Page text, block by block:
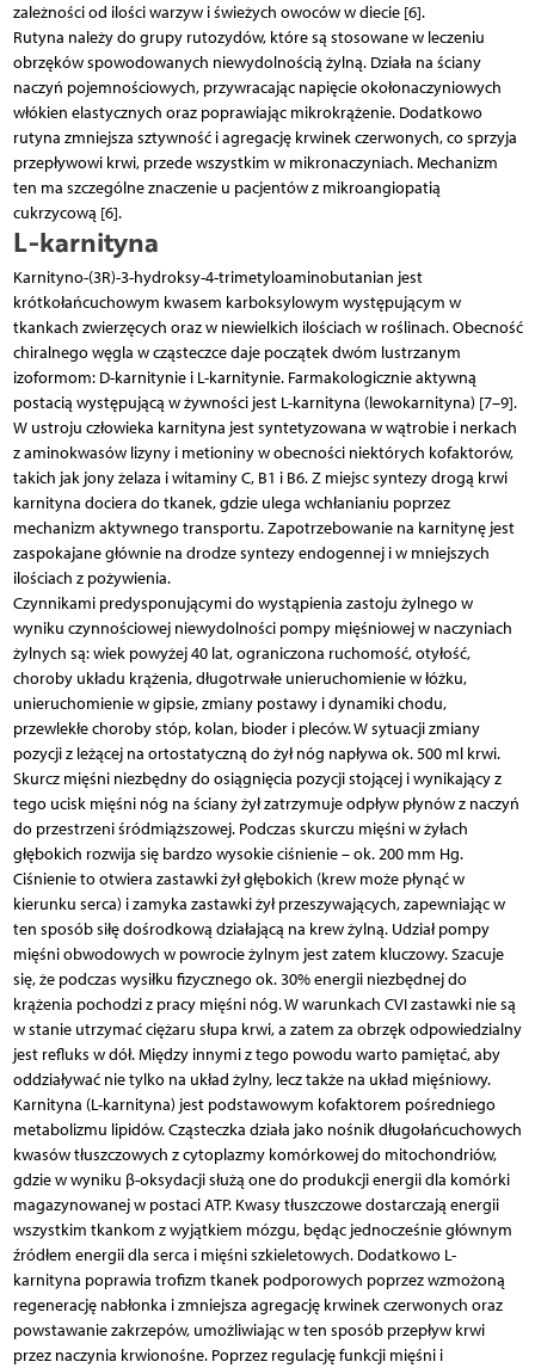
zależności od ilości warzyw i świeżych owoców w diecie [6].
Rutyna należy do grupy rutozydów, które są stosowane w leczeniu
obrzęków spowodowanych niewydolnością żylną. Działa na ściany
naczyń pojemnościowych, przywracając napięcie okołonaczyniowych
włókien elastycznych oraz poprawiając mikrokrążenie. Dodatkowo
rutyna zmniejsza sztywność i agregację krwinek czerwonych, co sprzyja
przepływowi krwi, przede wszystkim w mikronaczyniach. Mechanizm
ten ma szczególne znaczenie u pacjentów z mikroangiopatią
cukrzycową [6].
L-karnityna
Karnityno-(3R)-3-hydroksy-4-trimetyloaminobutanian jest
krótkołańcuchowym kwasem karboksylowym występującym w
tkankach zwierzęcych oraz w niewielkich ilościach w roślinach. Obecność
chiralnego węgla w cząsteczce daje początek dwóm lustrzanym
izoformom: D-karnitynie i L-karnitynie. Farmakologicznie aktywną
postacią występującą w żywności jest L-karnityna (lewokarnityna) [7–9].
W ustroju człowieka karnityna jest syntetyzowana w wątrobie i nerkach
z aminokwasów lizyny i metioniny w obecności niektórych kofaktorów,
takich jak jony żelaza i witaminy C, B1 i B6. Z miejsc syntezy drogą krwi
karnityna dociera do tkanek, gdzie ulega wchłanianiu poprzez
mechanizm aktywnego transportu. Zapotrzebowanie na karnitynę jest
zaspokajane głównie na drodze syntezy endogennej i w mniejszych
ilościach z pożywienia.
Czynnikami predysponującymi do wystąpienia zastoju żylnego w
wyniku czynnościowej niewydolności pompy mięśniowej w naczyniach
żylnych są: wiek powyżej 40 lat, ograniczona ruchomość, otyłość,
choroby układu krążenia, długotrwałe unieruchomienie w łóżku,
unieruchomienie w gipsie, zmiany postawy i dynamiki chodu,
przewlekłe choroby stóp, kolan, bioder i pleców. W sytuacji zmiany
pozycji z leżącej na ortostatyczną do żył nóg napływa ok. 500 ml krwi.
Skurcz mięśni niezbędny do osiągnięcia pozycji stojącej i wynikający z
tego ucisk mięśni nóg na ściany żył zatrzymuje odpływ płynów z naczyń
do przestrzeni śródmiąższowej. Podczas skurczu mięśni w żyłach
głębokich rozwija się bardzo wysokie ciśnienie – ok. 200 mm Hg.
Ciśnienie to otwiera zastawki żył głębokich (krew może płynąć w
kierunku serca) i zamyka zastawki żył przeszywających, zapewniając w
ten sposób siłę dośrodkową działającą na krew żylną. Udział pompy
mięśni obwodowych w powrocie żylnym jest zatem kluczowy. Szacuje
się, że podczas wysiłku fizycznego ok. 30% energii niezbędnej do
krążenia pochodzi z pracy mięśni nóg. W warunkach CVI zastawki nie są
w stanie utrzymać ciężaru słupa krwi, a zatem za obrzęk odpowiedzialny
jest refluks w dół. Między innymi z tego powodu warto pamiętać, aby
oddziaływać nie tylko na układ żylny, lecz także na układ mięśniowy.
Karnityna (L-karnityna) jest podstawowym kofaktorem pośredniego
metabolizmu lipidów. Cząsteczka działa jako nośnik długołańcuchowych
kwasów tłuszczowych z cytoplazmy komórkowej do mitochondriów,
gdzie w wyniku β-oksydacji służą one do produkcji energii dla komórki
magazynowanej w postaci ATP. Kwasy tłuszczowe dostarczają energii
wszystkim tkankom z wyjątkiem mózgu, będąc jednocześnie głównym
źródłem energii dla serca i mięśni szkieletowych. Dodatkowo L-
karnityna poprawia trofizm tkanek podporowych poprzez wzmożoną
regenerację nabłonka i zmniejsza agregację krwinek czerwonych oraz
powstawanie zakrzepów, umożliwiając w ten sposób przepływ krwi
przez naczynia krwionośne. Poprzez regulację funkcji mięśni i